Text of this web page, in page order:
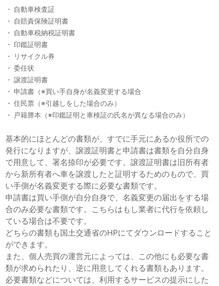
自動車検査証
自賠責保険証明書
自動車税納税証明書
印鑑証明書
リサイクル券
委任状
譲渡証明書
申請書（※買い手自身が名義変更する場合
住民票（※引越しをした場合のみ）
戸籍謄本（※印鑑証明と車検証の氏名が異なる場合のみ）
基本的にほとんどの書類が、すでに手元にあるか役所での
発行になりますが、譲渡証明書と申請書は書類を自分自身
で用意して、署名捺印が必要です。譲渡証明書は旧所有者
から新所有者へ車を譲渡したと証明するためのもので、買
い手側が名義変更する際に必要な書類です。
申請書は買い手側が自分自身で、名義変更の届出をする場
合のみ必要な書類です。こちらはもし業者に代行を依頼し
ている場合は不要です。
どちらの書類も国土交通省のHPにてダウンロードすること
ができます。
また、個人売買の運営元によっては、この他にも必要な書
類が求められたり、逆に用意してくれる書類もあります。
必要書類などについては、利用するサービスの提示にした